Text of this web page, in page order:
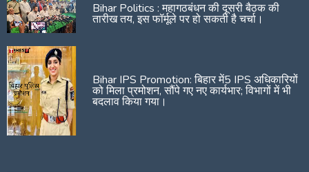
Bihar Politics : महागठबंधन की दूसरी बैठक की
तारीख तय, इस फॉर्मूले पर हो सकती है चर्चा।
Bihar IPS Promotion: बिहार में5 IPS अधिकारियों
को मिला प्रमोशन, सौंपे गए नए कार्यभार; विभागों में भी
बदलाव किया गया।